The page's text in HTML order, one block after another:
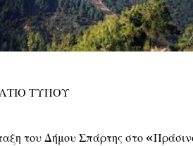
ΤΥΠΟΥ
του Δήμου Σπάρτης στο